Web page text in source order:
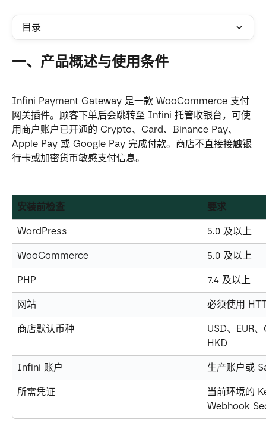
目录
一、产品概述与使用条件
Infini Payment Gateway 是一款 WooCommerce 支付
网关插件。顾客下单后会跳转至 Infini 托管收银台，可使
用商户账户已开通的 Crypto、Card、Binance Pay、
Apple Pay 或 Google Pay 完成付款。商店不直接接触银
行卡或加密货币敏感支付信息。
安装前检查 要求
WordPress 5.0 及以上
WooCommerce 5.0 及以上
PHP 7.4 及以上
网站 必须使用
商店默认币种
USD、EUR
HKD
Infini 账户 生产账户或
所需凭证
当前环境的
Webhook